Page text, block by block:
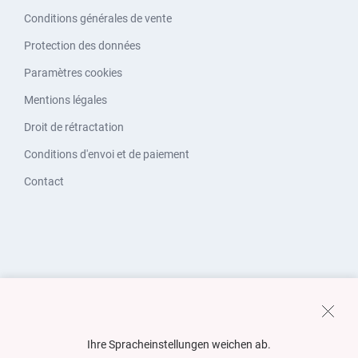
Conditions générales de vente
Protection des données
Paramètres cookies
Mentions légales
Droit de rétractation
Conditions d'envoi et de paiement
Contact
Ihre Spracheinstellungen weichen ab.